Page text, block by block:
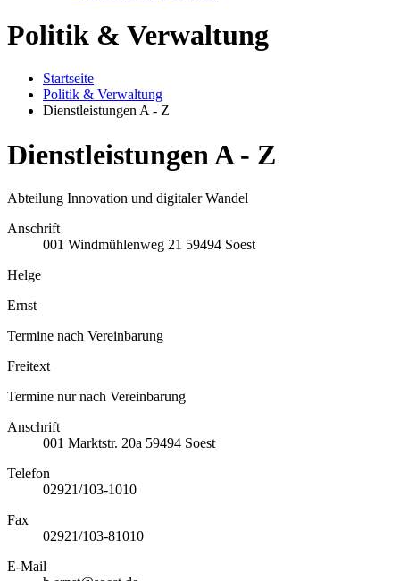
Politik & Verwaltung
Startseite
Politik & Verwaltung
Dienstleistungen A - Z
Dienstleistungen A - Z
Abteilung Innovation und digitaler Wandel
Anschrift
001 Windmühlenweg 21 59494 Soest
Helge
Ernst
Termine nach Vereinbarung
Freitext
Termine nur nach Vereinbarung
Anschrift
001 Marktstr. 20a 59494 Soest
Telefon
02921/103-1010
Fax
02921/103-81010
E-Mail